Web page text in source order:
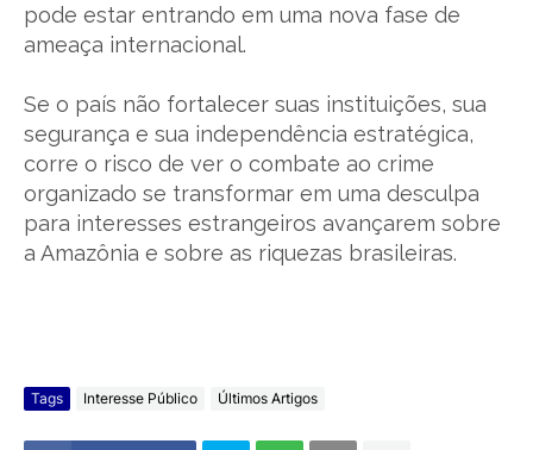
pode estar entrando em uma nova fase de
ameaça internacional.
Se o país não fortalecer suas instituições, sua
segurança e sua independência estratégica,
corre o risco de ver o combate ao crime
organizado se transformar em uma desculpa
para interesses estrangeiros avançarem sobre
a Amazônia e sobre as riquezas brasileiras.
Tags Interesse Público Últimos Artigos